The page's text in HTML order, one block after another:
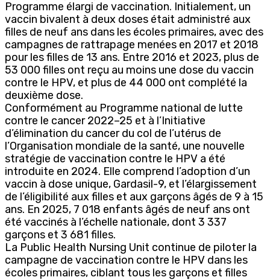
Programme élargi de vaccination. Initialement, un
vaccin bivalent à deux doses était administré aux
filles de neuf ans dans les écoles primaires, avec des
campagnes de rattrapage menées en 2017 et 2018
pour les filles de 13 ans. Entre 2016 et 2023, plus de
53 000 filles ont reçu au moins une dose du vaccin
contre le HPV, et plus de 44 000 ont complété la
deuxième dose.
Conformément au Programme national de lutte
contre le cancer 2022–25 et à l’Initiative
d’élimination du cancer du col de l’utérus de
l’Organisation mondiale de la santé, une nouvelle
stratégie de vaccination contre le HPV a été
introduite en 2024. Elle comprend l’adoption d’un
vaccin à dose unique, Gardasil-9, et l’élargissement
de l’éligibilité aux filles et aux garçons âgés de 9 à 15
ans. En 2025, 7 018 enfants âgés de neuf ans ont
été vaccinés à l’échelle nationale, dont 3 337
garçons et 3 681 filles.
La Public Health Nursing Unit continue de piloter la
campagne de vaccination contre le HPV dans les
écoles primaires, ciblant tous les garçons et filles